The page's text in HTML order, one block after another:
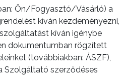
Ön/Fogyasztó/Vásárló) a
kíván kezdeményezni,
kíván igénybe
dokumentumban rögzített
(továbbiakban: ÁSZF),
Szolgáltató szerződéses